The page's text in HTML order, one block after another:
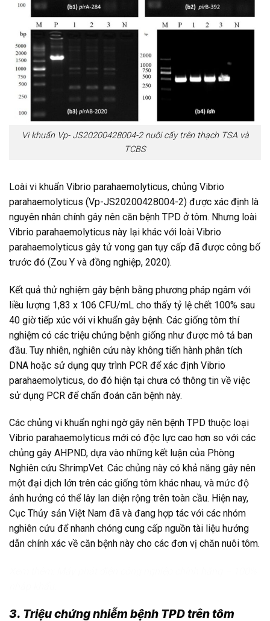
Vi khuẩn Vp- JS20200428004-2 nuôi cấy trên thạch TSA và
TCBS
Loài vi khuẩn Vibrio parahaemolyticus, chủng Vibrio
parahaemolyticus (Vp-JS20200428004-2) được xác định là
nguyên nhân chính gây nên căn bệnh TPD ở tôm. Nhưng loài
Vibrio parahaemolyticus này lại khác với loài Vibrio
parahaemolyticus gây tử vong gan tụy cấp đã được công bố
trước đó (Zou Y và đồng nghiệp, 2020).
Kết quả thử nghiệm gây bệnh bằng phương pháp ngâm với
liều lượng 1,83 x 106 CFU/mL cho thấy tỷ lệ chết 100% sau
40 giờ tiếp xúc với vi khuẩn gây bệnh. Các giống tôm thí
nghiệm có các triệu chứng bệnh giống như được mô tả ban
đầu. Tuy nhiên, nghiên cứu này không tiến hành phân tích
DNA hoặc sử dụng quy trình PCR để xác định Vibrio
parahaemolyticus, do đó hiện tại chưa có thông tin về việc
sử dụng PCR để chẩn đoán căn bệnh này.
Các chủng vi khuẩn nghi ngờ gây nên bệnh TPD thuộc loại
Vibrio parahaemolyticus mới có độc lực cao hơn so với các
chủng gây AHPND, dựa vào những kết luận của Phòng
Nghiên cứu ShrimpVet. Các chủng này có khả năng gây nên
một đại dịch lớn trên các giống tôm khác nhau, và mức độ
ảnh hưởng có thể lây lan diện rộng trên toàn cầu. Hiện nay,
Cục Thủy sản Việt Nam đã và đang hợp tác với các nhóm
nghiên cứu để nhanh chóng cung cấp nguồn tài liệu hướng
dẫn chính xác về căn bệnh này cho các đơn vị chăn nuôi tôm.
3. Triệu chứng nhiễm bệnh TPD trên tôm